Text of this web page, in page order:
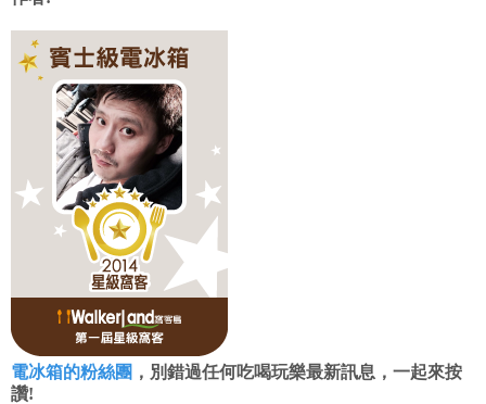
電冰箱的粉絲團 ，別錯過任何吃喝玩樂最新訊息，一起來按
讚!